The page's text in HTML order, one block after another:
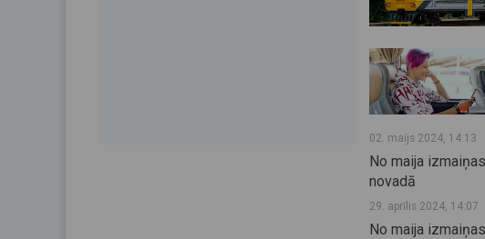
02. maijs 2024, 14:13
No maija
novadā
29. aprīlis 2024, 14:07
No maija